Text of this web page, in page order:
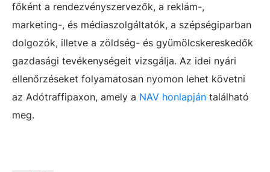
főként a rendezvényszervezők, a reklám-,
marketing-, és médiaszolgáltatók, a szépségiparban
dolgozók, illetve a zöldség- és gyümölcskereskedők
gazdasági tevékenységeit vizsgálja. Az idei nyári
ellenőrzéseket folyamatosan nyomon lehet követni
az Adótraffipaxon, amely a NAV honlapján található
meg.